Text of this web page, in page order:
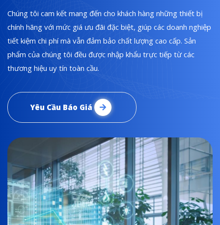
Chúng tôi cam kết mang đến cho khách hàng những thiết bị
chính hãng với mức giá ưu đãi đặc biệt, giúp các doanh nghiệp
tiết kiệm chi phí mà vẫn đảm bảo chất lượng cao cấp. Sản
phẩm của chúng tôi đều được nhập khẩu trực tiếp từ các
thương hiệu uy tín toàn cầu.
Yêu Cầu Báo Giá